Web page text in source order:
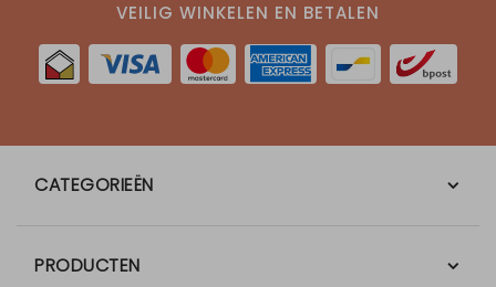
VEILIG WINKELEN EN BETALEN
CATEGORIEËN
PRODUCTEN